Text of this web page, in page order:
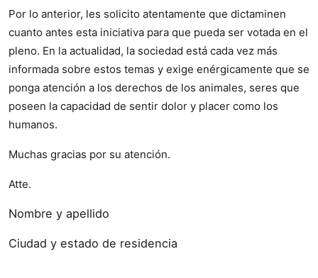
Por lo anterior, les solicito atentamente que dictaminen
cuanto antes esta iniciativa para que pueda ser votada en el
pleno. En la actualidad, la sociedad está cada vez más
informada sobre estos temas y exige enérgicamente que se
ponga atención a los derechos de los animales, seres que
poseen la capacidad de sentir dolor y placer como los
humanos.
Muchas gracias por su atención.
Atte.
Nombre y apellido
Ciudad y estado de residencia